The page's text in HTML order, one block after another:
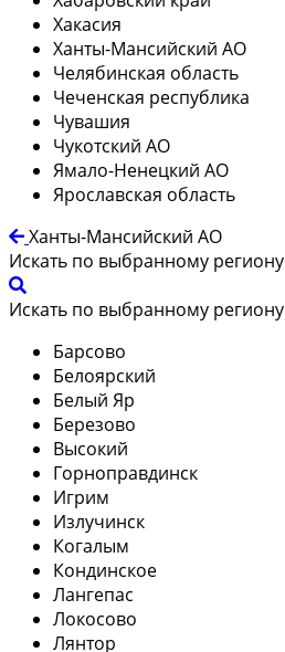
Хакасия
Ханты-Мансийский АО
Челябинская область
Чеченская республика
Чувашия
Чукотский АО
Ямало-Ненецкий АО
Ярославская область
Ханты-Мансийский АО
Искать по выбранному региону
Искать по выбранному региону
Барсово
Белоярский
Белый Яр
Березово
Высокий
Горноправдинск
Игрим
Излучинск
Когалым
Кондинское
Лангепас
Локосово
Лянтор